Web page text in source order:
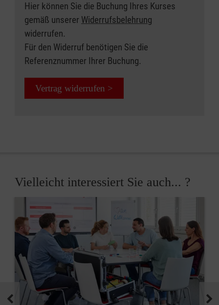
Hier können Sie die Buchung Ihres Kurses
gemäß unserer Widerrufsbelehrung
widerrufen.
Für den Widerruf benötigen Sie die
Referenznummer Ihrer Buchung.
Vertrag widerrufen >
Vielleicht interessiert Sie auch... ?